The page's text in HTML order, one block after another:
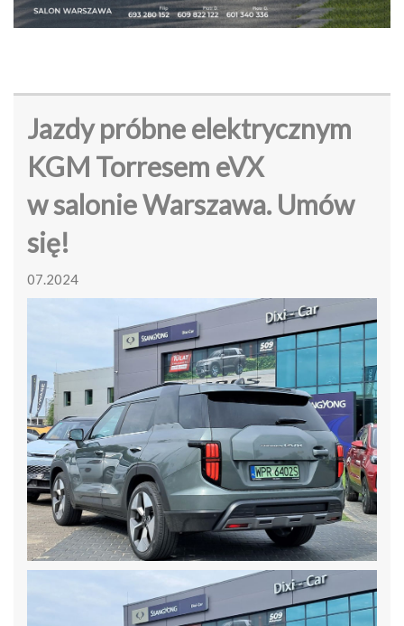
Jazdy próbne elektrycznym
KGM Torresem eVX
w salonie Warszawa. Umów
się!
07.2024